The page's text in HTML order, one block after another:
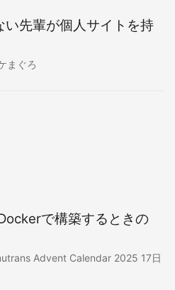
い先輩が個人サイトを持
まぐろ
で構築するときの
Advent Calendar 2025 17日